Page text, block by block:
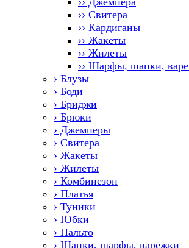
›› Свитера
›› Кардиганы
›› Жакеты
›› Жилеты
›› Шарфы, шапки,
› Блузы
› Боди
› Бриджи
› Брюки
› Джемперы
› Свитера
› Жакеты
› Жилеты
› Комбинезон
› Платья
› Туники
› Юбки
› Пальто
› Шапки, шарфы, варежки